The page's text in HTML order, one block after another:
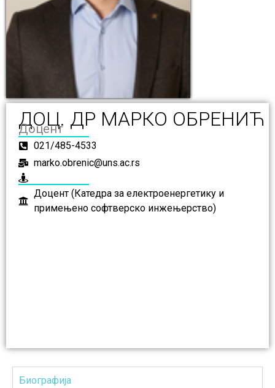
ДОЦ. ДР МАРКО ОБРЕНИЋ
Доцент
021/485-4533
marko.obrenic@uns.ac.rs
Доцент (Катедра за електроенергетику и
примењено софтверско инжењерство)
Биографија